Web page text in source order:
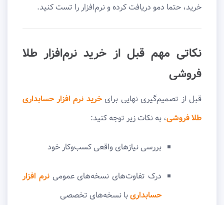
خرید، حتما دمو دریافت کرده و نرم‌افزار را تست کنید.
نکاتی مهم قبل از خرید نرم‌افزار طلا
فروشی
قبل از تصمیم‌گیری نهایی برایخرید نرم‌ افزار حسابداری
طلا فروشی، به نکات زیر توجه کنید:
بررسی نیازهای واقعی کسب‌وکار خود
درک تفاوت‌های نسخه‌های عمومینرم افزار
حسابداریبا نسخه‌های تخصصی